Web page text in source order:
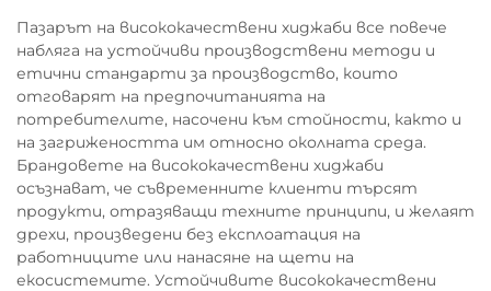
Пазарът на висококачествени хиджаби все повече
набляга на устойчиви производствени методи и
етични стандарти за производство, които
отговарят на предпочитанията на
потребителите, насочени към стойности, както и
на загрижеността им относно околната среда.
Брандовете на висококачествени хиджаби
осъзнават, че съвременните клиенти търсят
продукти, отразяващи техните принципи, и желаят
дрехи, произведени без експлоатация на
работниците или нанасяне на щети на
екосистемите. Устойчивите висококачествени